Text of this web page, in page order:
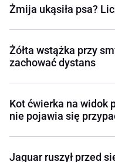
Żmija ukąsiła psa?
Żółta wstążka przy
zachować dystans
Kot ćwierka na widok
nie pojawia się
Jaguar ruszył przed